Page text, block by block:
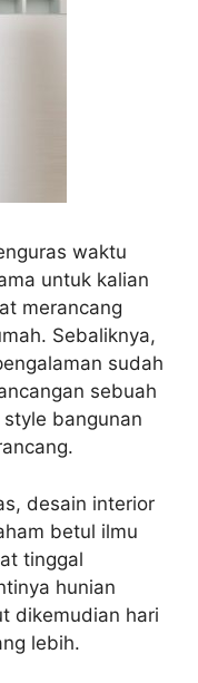
waktu
untuk kalian
merancang
Sebaliknya,
sudah
sebuah
bangunan
desain interior
betul ilmu
tinggal
hunian
dikemudian hari
lebih.